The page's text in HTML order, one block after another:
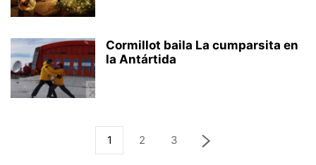
Cormillot baila La cumparsita en
la Antártida
1 2 3